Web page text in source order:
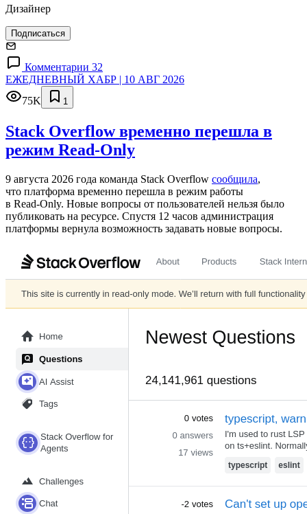
Дизайнер
Подписаться
Комментарии 32
ЕЖЕДНЕВНЫЙ ХАБР | 10 АВГ 2026
75K
1
Stack Overflow временно перешла в
режим Read-Only
9 августа 2026 года команда Stack Overflow сообщила,
что платформа временно перешла в режим работы
в Read‑Only. Новые вопросы от пользователей нельзя было
публиковать на ресурсе. Спустя 12 часов администрация
платформы вернула возможность задавать новые вопросы.